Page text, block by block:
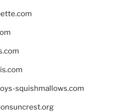
squishmallows.com